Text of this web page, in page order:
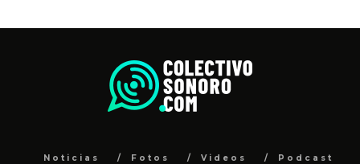
Noticias Fotos Videos
Podcast